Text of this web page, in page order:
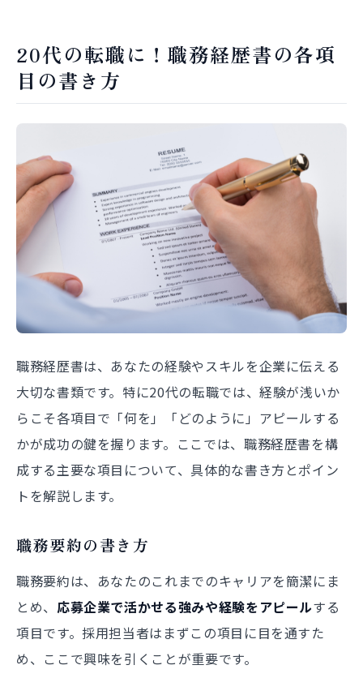
20代の転職に！職務経歴書の各項
目の書き方
職務経歴書は、あなたの経験やスキルを企業に伝える
大切な書類です。特に20代の転職では、経験が浅いか
らこそ各項目で「何を」「どのように」アピールする
かが成功の鍵を握ります。ここでは、職務経歴書を構
成する主要な項目について、具体的な書き方とポイン
トを解説します。
職務要約の書き方
職務要約は、あなたのこれまでのキャリアを簡潔にま
とめ、 応募企業で活かせる強みや経験をアピールする
項目です。採用担当者はまずこの項目に目を通すた
め、ここで興味を引くことが重要です。